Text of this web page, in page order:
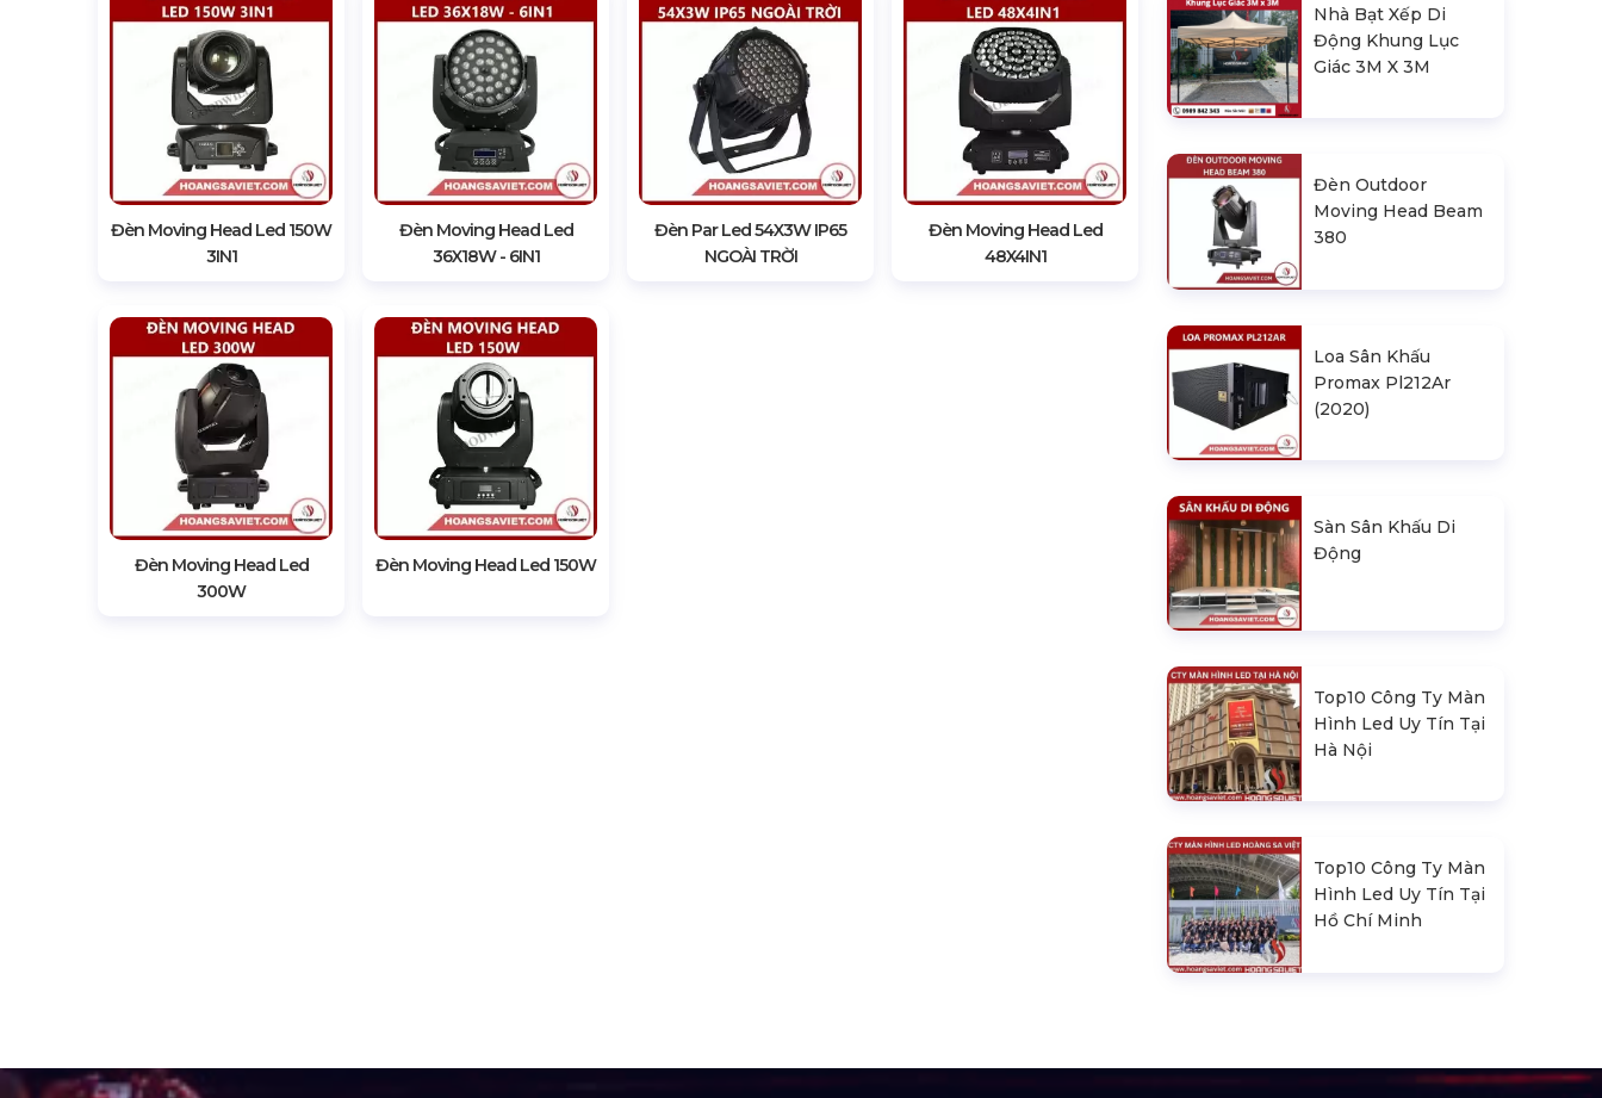
Đèn Moving Head Led 150W
3IN1
Đèn Moving Head Led
36X18W - 6IN1
Đèn Par Led 54X3W IP65
NGOÀI TRỜI
Đèn Moving Head Led
48X4IN1
Đèn Moving Head Led
300W
Đèn Moving Head Led 150W
Nhà Bạt Xếp Di
Động Khung Lục
Giác 3M X 3M
Đèn Outdoor
Moving Head Beam
380
Loa Sân Khấu
Promax Pl212Ar
(2020)
Sàn Sân Khấu Di
Động
Top10 Công Ty Màn
Hình Led Uy Tín Tại
Hà Nội
Top10 Công Ty Màn
Hình Led Uy Tín Tại
Hồ Chí Minh